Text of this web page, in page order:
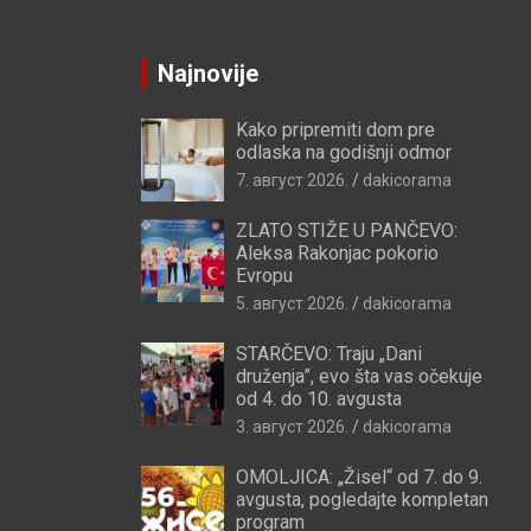
Najnovije
Kako pripremiti dom pre
odlaska na godišnji odmor
7. август 2026. dakicorama
ZLATO STIŽE U PANČEVO:
Aleksa Rakonjac pokorio
Evropu
5. август 2026. dakicorama
STARČEVO: Traju „Dani
druženja”, evo šta vas očekuje
od 4. do 10. avgusta
3. август 2026. dakicorama
OMOLJICA: „Žisel“ od 7. do 9.
avgusta, pogledajte kompletan
program